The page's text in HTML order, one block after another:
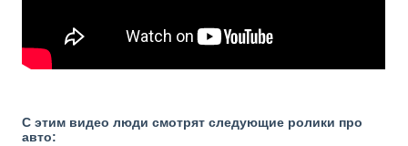
С этим видео люди смотрят следующие ролики про
авто: